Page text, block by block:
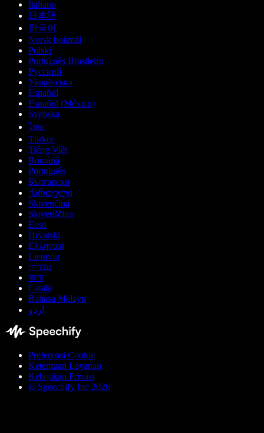
Italiano
日本語
한국어
Norsk bokmål
Polski
Português Brasileiro
Русский
Українська
Español
Español (México)
Svenska
ไทย
Türkçe
Tiếng Việt
Română
Português
Български
ქართული
Slovenčina
Slovenščina
Eesti
Hrvatski
Ελληνικά
Lietuvių
עברית
বাংলা
Català
Bahasa Melayu
اردو
Preferensi Cookie
Ketentuan Layanan
Kebijakan Privasi
© Speechify Inc 2026